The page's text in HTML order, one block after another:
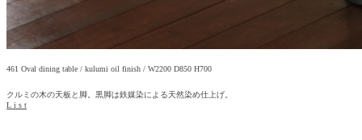
461 Oval dining table / kulumi oil finish / W2200 D850 H700
クルミの木の天板と脚。黒脚は鉄媒染による天然染め仕上げ。
L i s t